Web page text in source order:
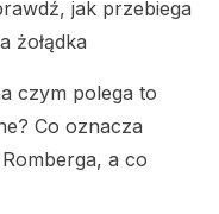
jak przebiega
żołądka
czym polega to
Co oznacza
a co